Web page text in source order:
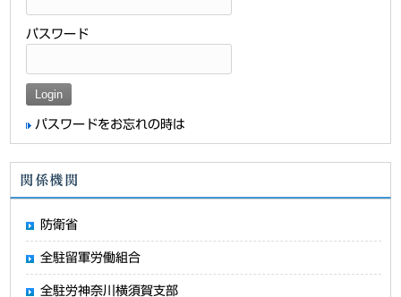
パスワード
パスワードをお忘れの時は
関係機関
防衛省
全駐留軍労働組合
全駐労神奈川横須賀支部